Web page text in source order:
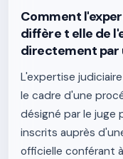
Comment
diffère t elle de
directement par
L'expertise
le cadre d'une
désigné par le juge
inscrits auprès
officielle conférant